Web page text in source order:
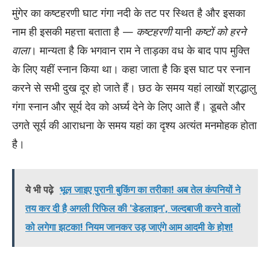
मुंगेर का कष्टहरणी घाट गंगा नदी के तट पर स्थित है और इसका
नाम ही इसकी महत्ता बताता है — कष्टहरणीयानी कष्टों को हरने
वाला। मान्यता है कि भगवान राम ने ताड़का वध के बाद पाप मुक्ति
के लिए यहीं स्नान किया था। कहा जाता है कि इस घाट पर स्नान
करने से सभी दुख दूर हो जाते हैं। छठ के समय यहां लाखों श्रद्धालु
गंगा स्नान और सूर्य देव को अर्घ्य देने के लिए आते हैं। डूबते और
उगते सूर्य की आराधना के समय यहां का दृश्य अत्यंत मनमोहक होता
है।
ये भी पढ़े भूल जाइए पुरानी बुकिंग का तरीका! अब तेल कंपनियों ने
तय कर दी है अगली रिफिल की 'डेडलाइन', जल्दबाजी करने वालों
को लगेगा झटका! नियम जानकर उड़ जाएंगे आम आदमी के होश!